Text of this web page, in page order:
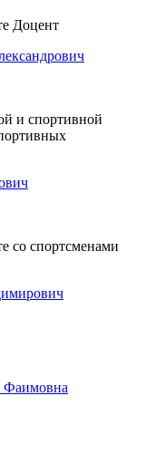
Доцент
и спортивной
со спортсменами
Фаимовна